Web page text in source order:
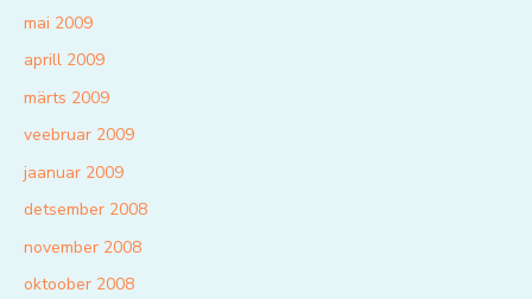
mai 2009
aprill 2009
märts 2009
veebruar 2009
jaanuar 2009
detsember 2008
november 2008
oktoober 2008